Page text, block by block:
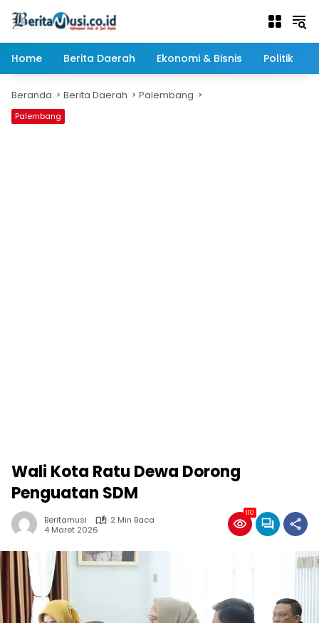
Home
Berita Daerah Ekonomi & Bisnis Politik
Beranda Berita Daerah Palembang
Palembang
Wali Kota Ratu Dewa Dorong
Penguatan SDM
Beritamusi
2 Min Baca
4 Maret 2026
110